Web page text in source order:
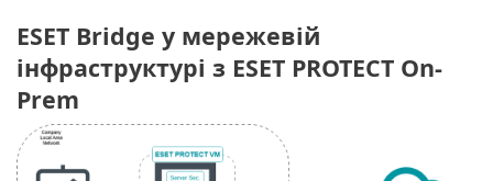
ESET Bridge у мережевій
інфраструктурі з ESET PROTECT On-
Prem